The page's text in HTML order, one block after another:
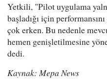
Yetkili, "Pilot uygulama
başladığı için
çok erken. Bu nedenle
hemen genişletilmesine
dedi.
Kaynak: Mepa News